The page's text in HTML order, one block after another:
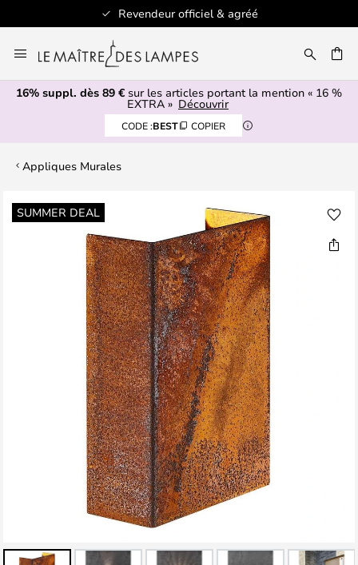
Revendeur officiel & agréé
au
contenu
16% suppl. dès 89 € sur les articles portant la mention « 16 %
EXTRA » Découvrir
CODE :BEST COPIER
Appliques Murales
SUMMER DEAL
Skip
to